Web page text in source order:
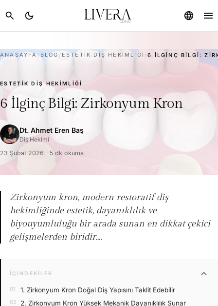
search dark_mode language menu
ANASAYFA/BLOG / ESTETIK DIŞ HEKIMLIĞI /6 İLGINÇ BILGI:
ESTETIK DIŞ HEKIMLIĞI
6 İlginç Bilgi: Zirkonyum Kron
Dt. Ahmet Eren Baş
Diş Hekimi
23 Şubat 2026
5 dk okuma
Zirkonyum kron, modern restoratif diş
hekimliğinde estetik, dayanıklılık ve
biyouyumluluğu bir arada sunan en dikkat çekici
gelişmelerden biridir.…
İÇINDEKILER expand_more
1. Zirkonyum Kron Doğal Diş Yapısını Taklit Edebilir
2. Zirkonyum Kron Yüksek Mekanik Dayanıklılık Sunar